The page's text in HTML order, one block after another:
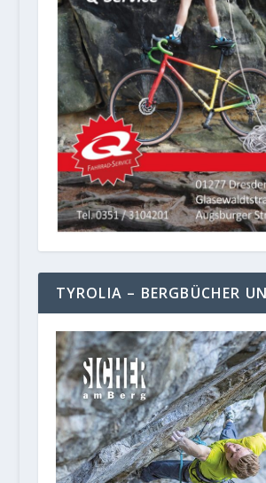
TYROLIA – BERGBÜCHER